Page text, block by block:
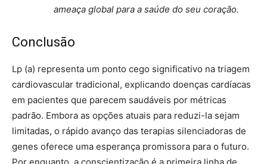
ameaça global para a saúde do seu coração.
Conclusão
Lp (a) representa um ponto cego significativo na triagem
cardiovascular tradicional, explicando doenças cardíacas
em pacientes que parecem saudáveis por métricas
padrão. Embora as opções atuais para reduzi-la sejam
limitadas, o rápido avanço das terapias silenciadoras de
genes oferece uma esperança promissora para o futuro.